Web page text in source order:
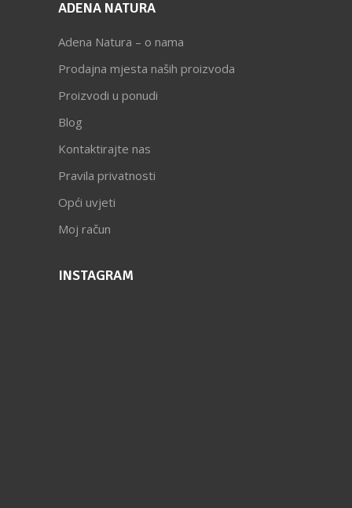
ADENA NATURA
Adena Natura – o nama
Prodajna mjesta naših proizvoda
Proizvodi u ponudi
Blog
Kontaktirajte nas
Pravila privatnosti
Opći uvjeti
Moj račun
INSTAGRAM